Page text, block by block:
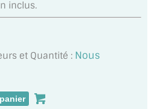
BAIN
DE SPORT
DE DANSE
inclus.
et Quantité : Nous